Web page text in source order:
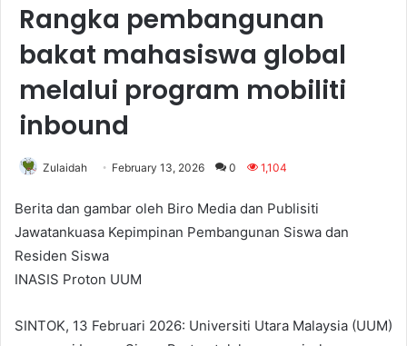
Rangka pembangunan
bakat mahasiswa global
melalui program mobiliti
inbound
Zulaidah February 13, 2026 0 1,104
Berita dan gambar oleh Biro Media dan Publisiti
Jawatankuasa Kepimpinan Pembangunan Siswa dan
Residen Siswa
INASIS Proton UUM
SINTOK, 13 Februari 2026: Universiti Utara Malaysia (UUM)